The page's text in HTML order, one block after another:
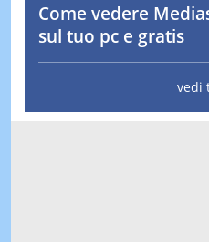
Come vedere
sul tuo pc e gratis
vedi